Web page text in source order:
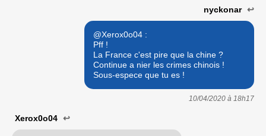
nyckonar ↩
@Xerox0o04 :
Pff !
La France c'est pire que la chine ?
Continue a nier les crimes chinois !
Sous-espece que tu es !
10/04/2020 à 18h17
Xerox0o04 ↩